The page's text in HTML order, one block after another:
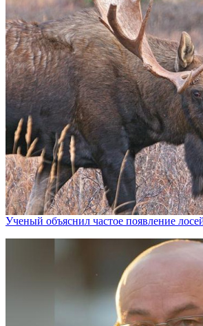
Ученый объяснил частое появление